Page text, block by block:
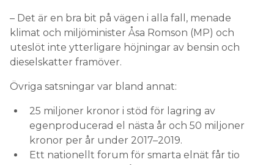
– Det är en bra bit på vägen i alla fall, menade
klimat­ och miljöminister Åsa Romson (MP) och
uteslöt inte ytterligare höjningar av bensin­ och
dieselskatter framöver.
Övriga satsningar var bland annat:
25 miljoner kronor i stöd för lagring av
egenproducerad el nästa år och 50 miljoner
kronor per år under 2017–2019.
Ett nationellt forum för smarta elnät får tio